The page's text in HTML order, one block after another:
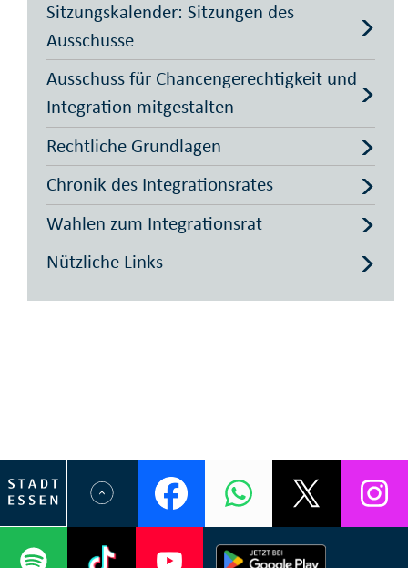
Sitzungskalender: Sitzungen des
Ausschusse
Ausschuss für Chancengerechtigkeit und
Integration mitgestalten
Rechtliche Grundlagen
Chronik des Integrationsrates
Wahlen zum Integrationsrat
Nützliche Links